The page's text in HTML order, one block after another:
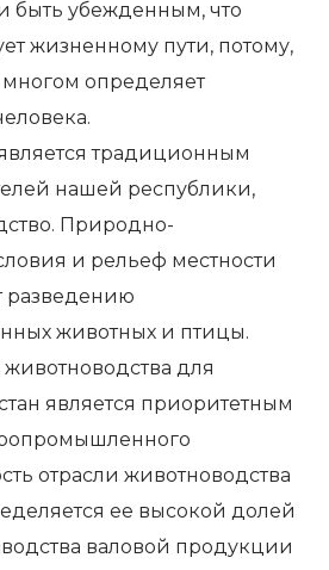
быть убежденным, что
жизненному пути, потому,
определяет
традиционным
нашей республики,
Природно-
и рельеф местности
разведению
животных и птицы.
для
является приоритетным
отрасли животноводства
ее высокой долей
валовой продукции